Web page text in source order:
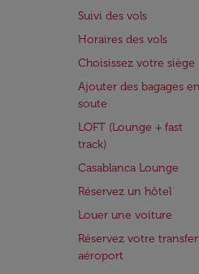
Suivi des vols
Horaires des vols
Choisissez votre siège
Ajouter des bagages en
soute
LOFT (Lounge + fast
track)
Casablanca Lounge
Réservez un hôtel
Louer une voiture
Réservez votre
aéroport